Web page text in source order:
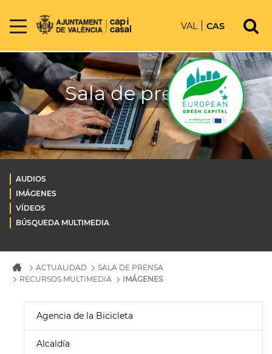
VAL CAS
Sala de prensa
AUDIOS
IMÁGENES
VÍDEOS
BÚSQUEDA MULTIMEDIA
ACTUALIDAD
SALA DE PRENSA
RECURSOS MULTIMEDIA
IMÁGENES
Agencia de la Bicicleta
Alcaldía